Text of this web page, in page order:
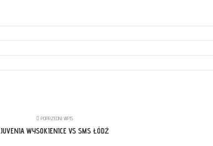
POPRZEDNI WPIS
JUVENIA WYSOKIENICE VS SMS ŁÓDŹ